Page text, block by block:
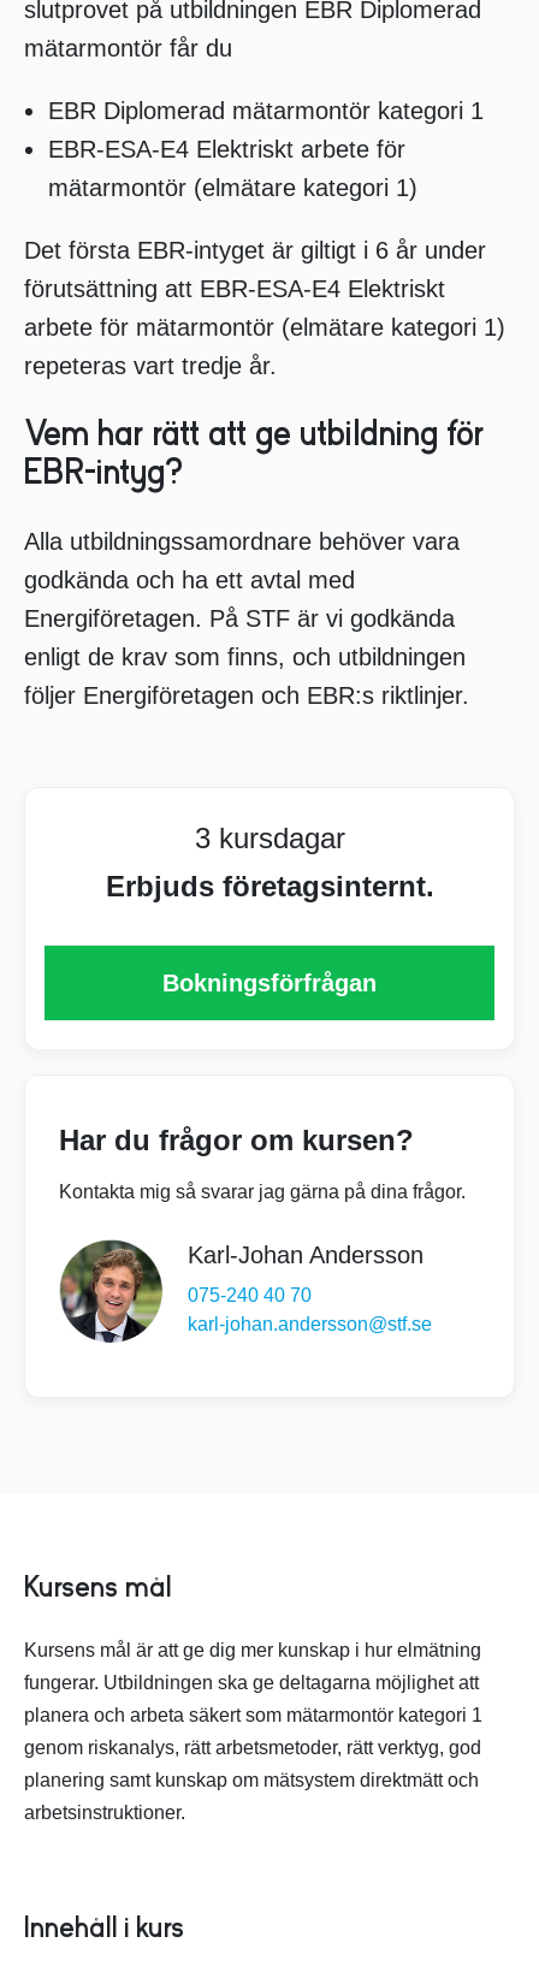
slutprovet på utbildningen EBR Diplomerad
mätarmontör får du
EBR Diplomerad mätarmontör kategori 1
EBR-ESA-E4 Elektriskt arbete för
mätarmontör (elmätare kategori 1)
Det första EBR-intyget är giltigt i 6 år under
förutsättning att EBR-ESA-E4 Elektriskt
arbete för mätarmontör (elmätare kategori 1)
repeteras vart tredje år.
Vem har rätt att ge utbildning för
EBR-intyg?
Alla utbildningssamordnare behöver vara
godkända och ha ett avtal med
Energiföretagen. På STF är vi godkända
enligt de krav som finns, och utbildningen
följer Energiföretagen och EBR:s riktlinjer.
3 kursdagar
Erbjuds företagsinternt.
Bokningsförfrågan
Har du frågor om kursen?
Kontakta mig så svarar jag gärna på dina frågor.
Karl-Johan Andersson
075-240 40 70
karl-johan.andersson@stf.se
Kursens mål
Kursens mål är att ge dig mer kunskap i hur elmätning
fungerar. Utbildningen ska ge deltagarna möjlighet att
planera och arbeta säkert som mätarmontör kategori 1
genom riskanalys, rätt arbetsmetoder, rätt verktyg, god
planering samt kunskap om mätsystem direktmätt och
arbetsinstruktioner.
Innehåll i kurs